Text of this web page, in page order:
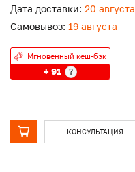
Дата доставки: 20 августа
Самовывоз: 19 августа
Мгновенный кеш-бэк
+ 91 ?
КОНСУЛЬТАЦИЯ